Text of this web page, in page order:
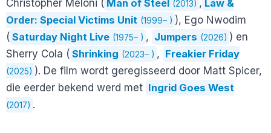
Christopher Meloni ( Man of Steel (2013) , Law &
Order: Special Victims Unit (1999– ) ), Ego Nwodim
( Saturday Night Live (1975– ) , Jumpers (2026) ) en
Sherry Cola ( Shrinking (2023– ) , Freakier Friday
(2025) ). De film wordt geregisseerd door Matt Spicer,
die eerder bekend werd met Ingrid Goes West
(2017) .